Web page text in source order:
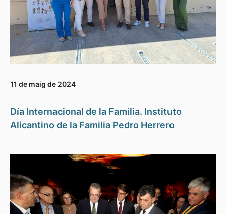
11 de maig de 2024
Día Internacional de la Familia. Instituto
Alicantino de la Familia Pedro Herrero